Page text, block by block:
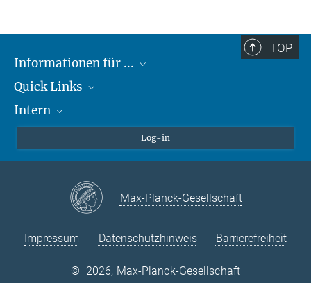
TOP
Informationen für ...
Lieferanten
Studierende
Quick Links
Max-Planck-Gesellschaft
Max-Planck-Campus Tübingen
Stellenangebote
Intern
VPN-Hilfe
Log-in
Max-Planck-Gesellschaft
Impressum Datenschutzhinweis Barrierefreiheit
© 2026, Max-Planck-Gesellschaft